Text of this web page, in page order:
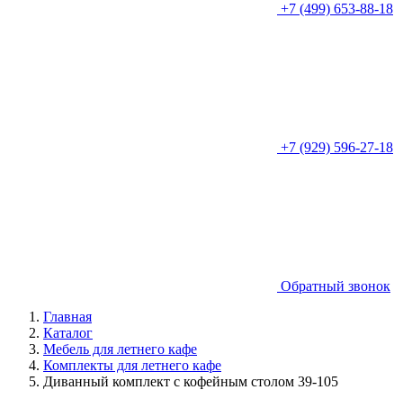
+7 (499) 653-88-18
+7 (929) 596-27-18
Обратный звонок
Главная
Каталог
Мебель для летнего кафе
Комплекты для летнего кафе
Диванный комплект с кофейным столом 39-105